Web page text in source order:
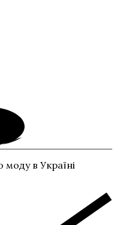
в Україні